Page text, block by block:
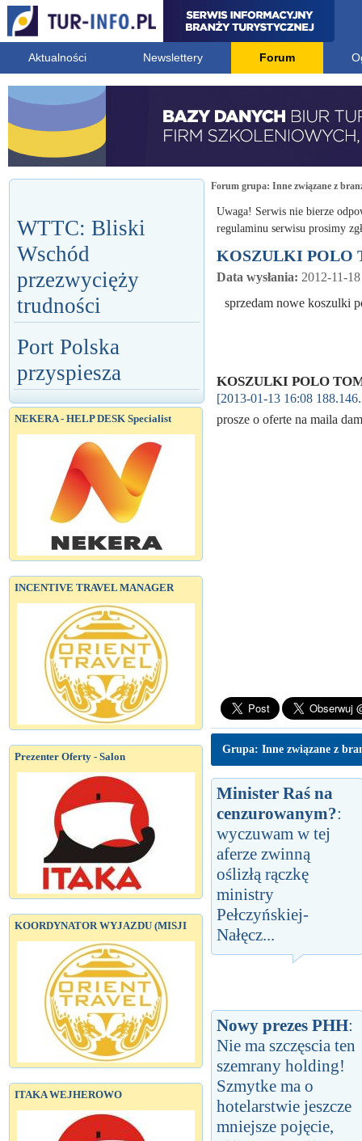
Aktualności Newslettery Forum
WTTC: Bliski
Wschód
przezwycięży
trudności
Port Polska
przyspiesza
NEKERA - HELP DESK Specialist
INCENTIVE TRAVEL MANAGER
Prezenter Oferty - Salon
KOORDYNATOR WYJAZDU (MISJI
ITAKA WEJHEROWO
Forum grupa: Inne związane z
Uwaga! Serwis nie bierze
regulaminu serwisu prosimy
KOSZULKI POLO
Data wysłania: 2012-11-
sprzedam nowe koszulki
KOSZULKI POLO
[2013-01-13 16:08
prosze o oferte na maila
Grupa: Inne związane z
Minister Raś na
cenzurowanym?:
wyczuwam w tej
aferze zwinną
oślizłą rączkę
ministry
Pełczyńskiej-
Nałęcz...
Nowy prezes PHH:
Nie ma szczęscia ten
szemrany holding!
Szmytke ma o
hotelarstwie jeszcze
mniejsze pojęcie,